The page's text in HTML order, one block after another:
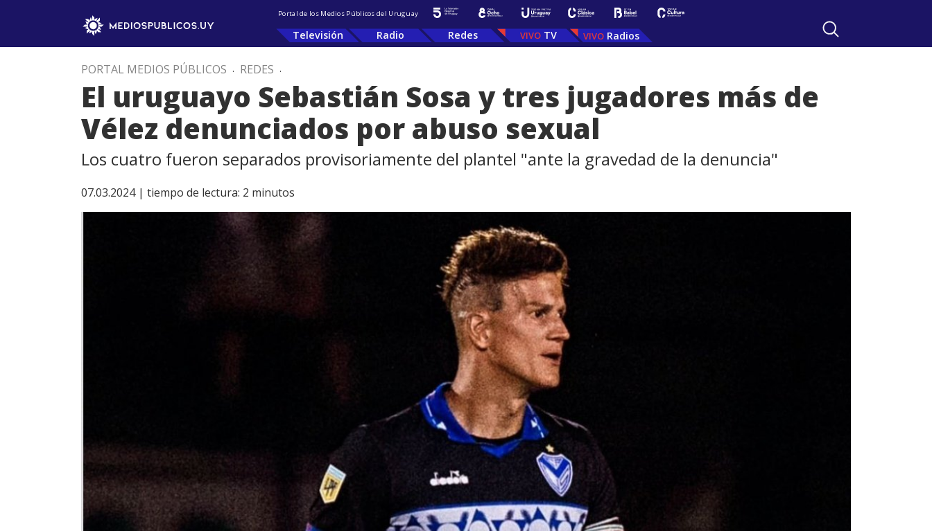
Portal de los Medios Públicos del Uruguay
Televisión Radio Redes TV Radios
PORTAL MEDIOS PÚBLICOS . REDES .
El uruguayo Sebastián Sosa y tres jugadores más de
Vélez denunciados por abuso sexual
Los cuatro fueron separados provisoriamente del plantel "ante la gravedad de la denuncia"
07.03.2024 | tiempo de lectura: 2 minutos